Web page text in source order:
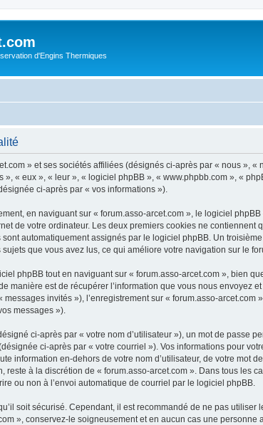
d'Engins Thermiques
» et ses sociétés affiliées (désignés ci-après par « nous », «
« eux », « leur », « logiciel phpBB », « www.phpbb.com », «
ci-après par « vos informations »).
en naviguant sur « forum.asso-arcet.com », le logiciel
de votre ordinateur. Les deux premiers cookies ne
automatiquement assignés par le logiciel phpBB. Un
que vous avez lus, ce qui améliore votre navigation sur le
phpBB tout en naviguant sur « forum.asso-arcet.com », bien
manière est de récupérer l’information que vous nous envoyez
invités »), l’enregistrement sur « forum.asso-
messages »).
ci-après par « votre nom d’utilisateur »), un mot de passe
ci-après par « votre courriel »). Vos informations pour
information en-dehors de votre nom d’utilisateur, de votre mot
reste à la discrétion de « forum.asso-arcet.com ». Dans tous les
ou non à l’envoi automatique de courriel par le logiciel phpBB.
soit sécurisé. Cependant, il est recommandé de ne pas
», conservez-le soigneusement et en aucun cas une